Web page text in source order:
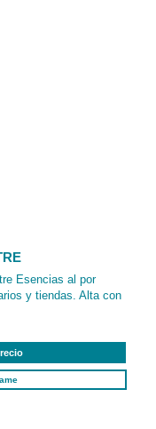
Esencias al por
y tiendas. Alta con